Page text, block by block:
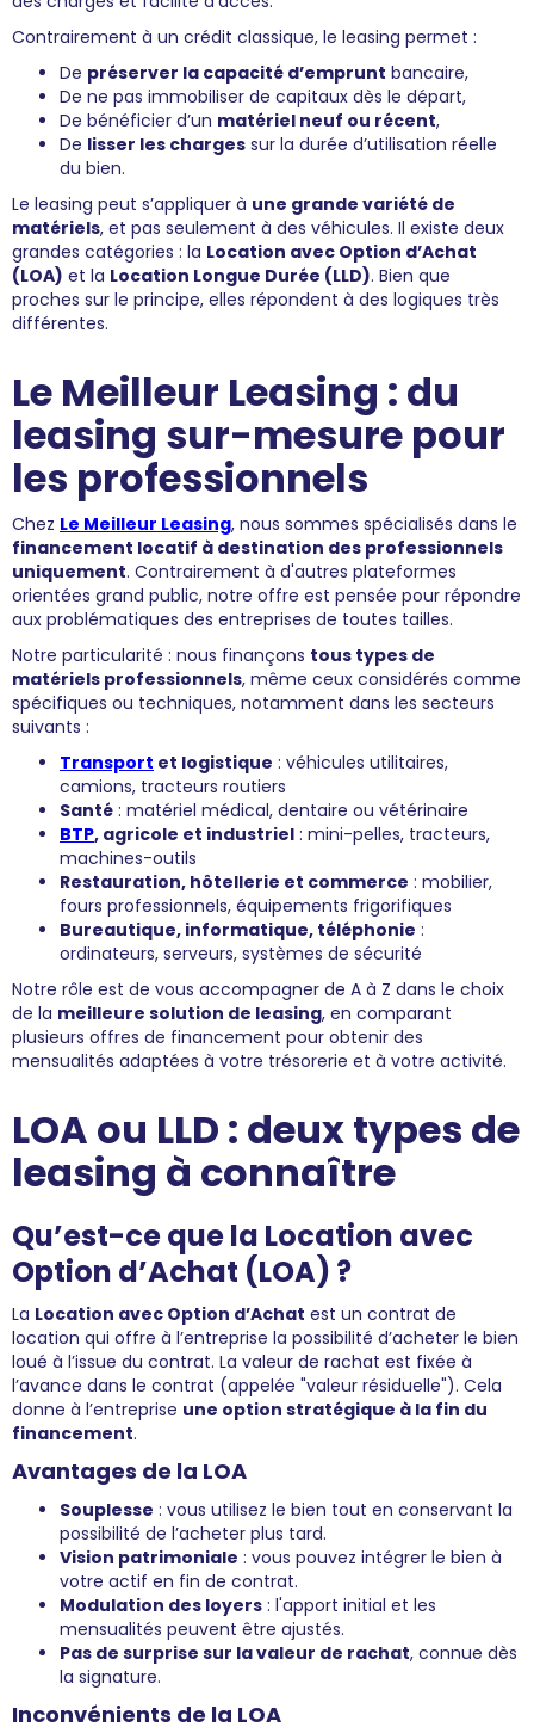
Contrairement à un crédit classique, le leasing permet :
De préserver la capacité d’emprunt bancaire,
De ne pas immobiliser de capitaux dès le départ,
De bénéficier d’un matériel neuf ou récent,
De lisser les charges sur la durée d’utilisation réelle
du bien.
Le leasing peut s’appliquer à une grande variété de
matériels, et pas seulement à des véhicules. Il existe deux
grandes catégories : la Location avec Option d’Achat
(LOA) et la Location Longue Durée (LLD). Bien que
proches sur le principe, elles répondent à des logiques très
différentes.
Le Meilleur Leasing : du
leasing sur-mesure pour
les professionnels
Chez Le Meilleur Leasing, nous sommes spécialisés dans le
financement locatif à destination des professionnels
uniquement. Contrairement à d'autres plateformes
orientées grand public, notre offre est pensée pour répondre
aux problématiques des entreprises de toutes tailles.
Notre particularité : nous finançons tous types de
matériels professionnels, même ceux considérés comme
spécifiques ou techniques, notamment dans les secteurs
suivants :
Transport et logistique : véhicules utilitaires,
camions, tracteurs routiers
Santé : matériel médical, dentaire ou vétérinaire
BTP, agricole et industriel : mini-pelles, tracteurs,
machines-outils
Restauration, hôtellerie et commerce : mobilier,
fours professionnels, équipements frigorifiques
Bureautique, informatique, téléphonie :
ordinateurs, serveurs, systèmes de sécurité
Notre rôle est de vous accompagner de A à Z dans le choix
de la meilleure solution de leasing, en comparant
plusieurs offres de financement pour obtenir des
mensualités adaptées à votre trésorerie et à votre activité.
LOA ou LLD : deux types de
leasing à connaître
Qu’est-ce que la Location avec
Option d’Achat (LOA) ?
La Location avec Option d’Achat est un contrat de
location qui offre à l’entreprise la possibilité d’acheter le bien
loué à l’issue du contrat. La valeur de rachat est fixée à
l’avance dans le contrat (appelée "valeur résiduelle"). Cela
donne à l’entreprise une option stratégique à la fin du
financement.
Avantages de la LOA
Souplesse : vous utilisez le bien tout en conservant la
possibilité de l’acheter plus tard.
Vision patrimoniale : vous pouvez intégrer le bien à
votre actif en fin de contrat.
Modulation des loyers : l'apport initial et les
mensualités peuvent être ajustés.
Pas de surprise sur la valeur de rachat, connue dès
la signature.
Inconvénients de la LOA